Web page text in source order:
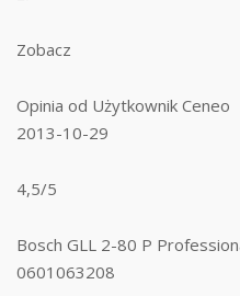
Zobacz
Opinia od Użytkownik Ceneo
2013-10-29
4,5/5
Bosch GLL 2-80 P
0601063208